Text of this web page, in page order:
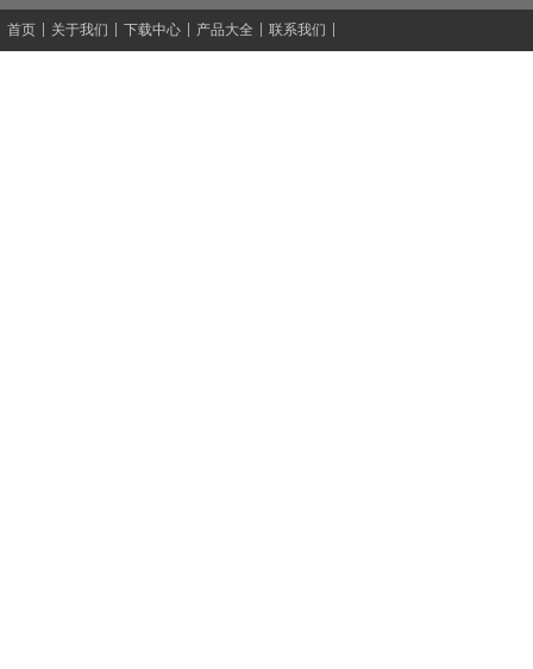
首页 关于我们 下载中心 产品大全 联系我们